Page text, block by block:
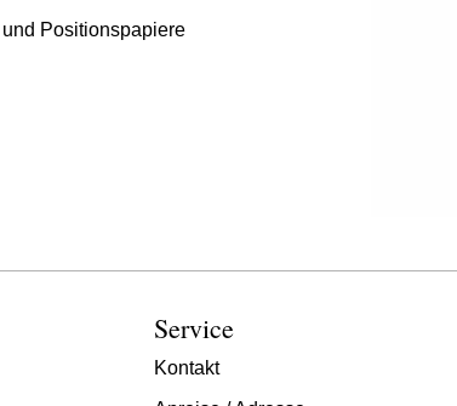
Positionspapiere
Service
Kontakt